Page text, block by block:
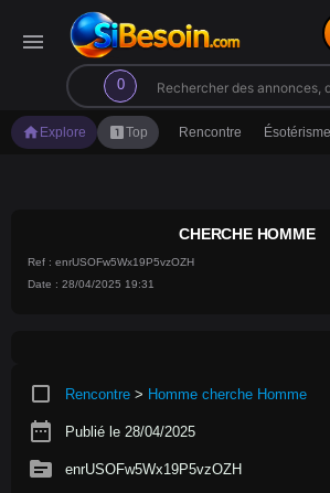
menu
0
search
home Explore looks_oneTop Rencontre Ésotérisme
CHERCHE HOMME
Ref : enrUSOFw5Wx19P5vzOZH
Date : 28/04/2025 19:31
crop_square Rencontre > Homme cherche Homme
date_range Publié le 28/04/2025
source enrUSOFw5Wx19P5vzOZH